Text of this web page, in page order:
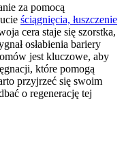
za pomocą
ściągnięcia, łuszczenie
cera staje się szorstka,
osłabienia bariery
jest kluczowe, aby
które pomogą
przyjrzeć się swoim
o regenerację tej